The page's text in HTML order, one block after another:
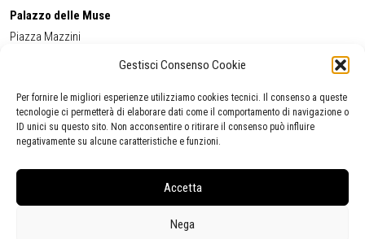
Gestisci Consenso Cookie
Per fornire le migliori esperienze utilizziamo cookies tecnici. Il consenso a queste
tecnologie ci permetterà di elaborare dati come il comportamento di navigazione o
ID unici su questo sito. Non acconsentire o ritirare il consenso può influire
negativamente su alcune caratteristiche e funzioni.
Accetta
Nega
Palazzo delle Muse
Piazza Mazzini
Cell:+39 338 5714978 (orario apertura Galleria)
Tel:
+39 0584 944580
(orario 09.00/13.00)
Email:gamc@comune.viareggio.lu.it
Segnalazione di inaccessibilità